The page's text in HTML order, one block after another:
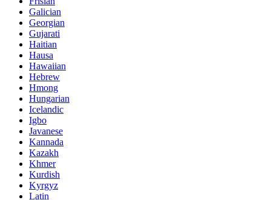
Galician
Georgian
Gujarati
Haitian
Hausa
Hawaiian
Hebrew
Hmong
Hungarian
Icelandic
Igbo
Javanese
Kannada
Kazakh
Khmer
Kurdish
Kyrgyz
Latin